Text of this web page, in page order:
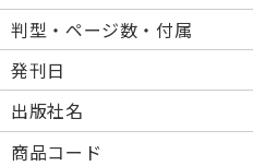
判型・ページ数・付属
発刊日
出版社名
商品コード